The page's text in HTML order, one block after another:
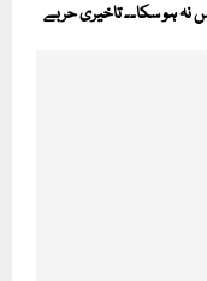
نہ ہو سکا۔۔ تاخیری حربے